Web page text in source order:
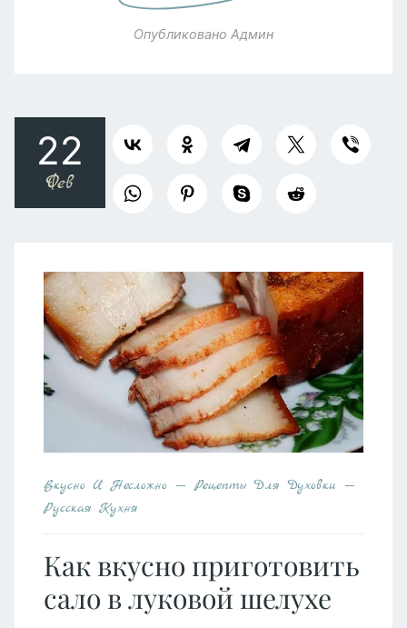
Опубликовано Админ
22
Фев
Вкусно И Несложно
Рецепты Для Духовки
Русская Кухня
Как вкусно приготовить
сало в луковой шелухе